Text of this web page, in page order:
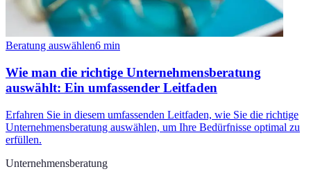
Beratung auswählen6 min
Wie man die richtige Unternehmensberatung
auswählt: Ein umfassender Leitfaden
Erfahren Sie in diesem umfassenden Leitfaden, wie Sie die richtige
Unternehmensberatung auswählen, um Ihre Bedürfnisse optimal zu
erfüllen.
Unternehmensberatung